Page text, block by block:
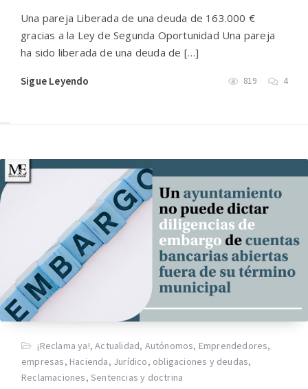
Una pareja Liberada de una deuda de 163.000 €
gracias a la Ley de Segunda Oportunidad Una pareja
ha sido liberada de una deuda de […]
Sigue Leyendo 819 4
¡Reclama ya!,Actualidad, Autónomos, Emprendedores,
empresas, Hacienda, Jurídico, obligaciones y deudas,
Reclamaciones,Sentencias y doctrina